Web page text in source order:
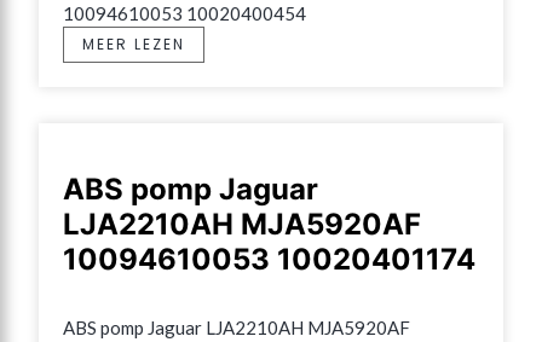
10094610053 10020400454
MEER LEZEN
ABS pomp Jaguar
LJA2210AH MJA5920AF
10094610053 10020401174
ABS pomp Jaguar LJA2210AH MJA5920AF